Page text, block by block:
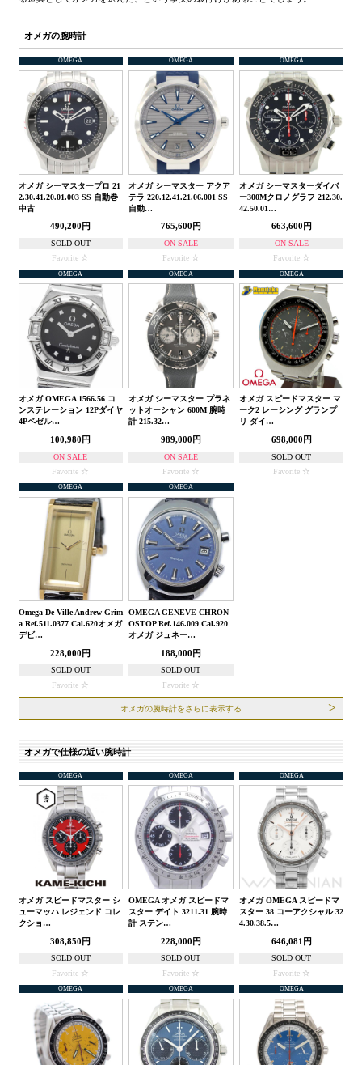
オメガの腕時計
OMEGA
オメガ シーマスタープロ 21
2.30.41.20.01.003 SS 自動巻
中古
490,200円
SOLD OUT
Favorite
OMEGA
オメガ シーマスター アクア
テラ 220.12.41.21.06.001 SS
自動…
765,600円
ON SALE
Favorite
OMEGA
オメガ シーマスターダイバ
ー300Mクロノグラフ 212.30.
42.50.01…
663,600円
ON SALE
Favorite
OMEGA
オメガ OMEGA 1566.56 コ
ンステレーション 12Pダイヤ
4Pベゼル…
100,980円
ON SALE
Favorite
OMEGA
オメガ シーマスター プラネ
ットオーシャン 600M 腕時
計 215.32…
989,000円
ON SALE
Favorite
OMEGA
オメガ スピードマスター マ
ーク2 レーシング グランプ
リ ダイ…
698,000円
SOLD OUT
Favorite
OMEGA
Omega De Ville Andrew Grim
a Ref.511.0377 Cal.620オメガ
デビ…
228,000円
SOLD OUT
Favorite
OMEGA
OMEGA GENEVE CHRON
OSTOP Ref.146.009 Cal.920
オメガ ジュネー…
188,000円
SOLD OUT
Favorite
オメガの腕時計をさらに表示する
オメガで仕様の近い腕時計
OMEGA
オメガ スピードマスター シ
ューマッハ レジェンド コレ
クショ…
308,850円
SOLD OUT
Favorite
OMEGA
OMEGA オメガ スピードマ
スター デイト 3211.31 腕時
計 ステン…
228,000円
SOLD OUT
Favorite
OMEGA
オメガ OMEGA スピードマ
スター 38 コーアクシャル 32
4.30.38.5…
646,081円
SOLD OUT
Favorite
OMEGA OMEGA OMEGA